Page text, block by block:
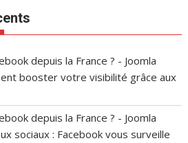
depuis la France ? - Joomla
booster votre visibilité grâce aux
depuis la France ? - Joomla
sociaux : Facebook vous surveille